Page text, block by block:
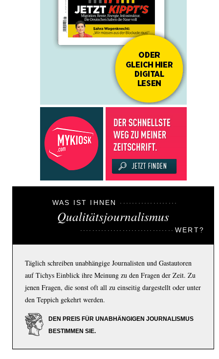
WAS IST IHNEN
Qualitätsjournalismus
WERT?
Täglich schreiben unabhängige Journalisten und Gastautoren
auf Tichys Einblick ihre Meinung zu den Fragen der Zeit. Zu
jenen Fragen, die sonst oft all zu einseitig dargestellt oder unter
den Teppich gekehrt werden.
DEN PREIS FÜR UNABHÄNGIGEN JOURNALISMUS
BESTIMMEN SIE.